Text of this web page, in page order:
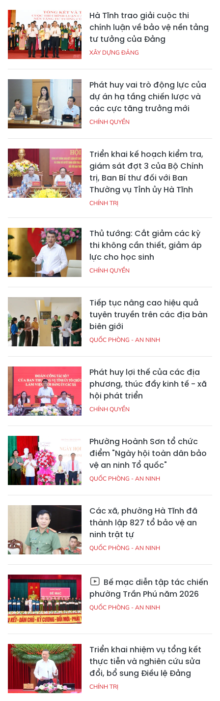
Hà Tĩnh trao giải cuộc thi
chính luận về bảo vệ nền tảng
tư tưởng của Đảng
XÂY DỰNG ĐẢNG
Phát huy vai trò động lực của
dự án hạ tầng chiến lược và
các cực tăng trưởng mới
CHÍNH QUYỀN
Triển khai kế hoạch kiểm tra,
giám sát đợt 3 của Bộ Chính
trị, Ban Bí thư đối với Ban
Thường vụ Tỉnh ủy Hà Tĩnh
CHÍNH TRỊ
Thủ tướng: Cắt giảm các kỳ
thi không cần thiết, giảm áp
lực cho học sinh
CHÍNH QUYỀN
Tiếp tục nâng cao hiệu quả
tuyên truyền trên các địa bàn
biên giới
QUỐC PHÒNG - AN NINH
Phát huy lợi thế của các địa
phương, thúc đẩy kinh tế - xã
hội phát triển
CHÍNH QUYỀN
Phường Hoành Sơn tổ chức
điểm "Ngày hội toàn dân bảo
vệ an ninh Tổ quốc"
QUỐC PHÒNG - AN NINH
Các xã, phường Hà Tĩnh đã
thành lập 827 tổ bảo vệ an
ninh trật tự
QUỐC PHÒNG - AN NINH
Bế mạc diễn tập tác chiến
phường Trần Phú năm 2026
QUỐC PHÒNG - AN NINH
Triển khai nhiệm vụ tổng kết
thực tiễn và nghiên cứu sửa
đổi, bổ sung Điều lệ Đảng
CHÍNH TRỊ